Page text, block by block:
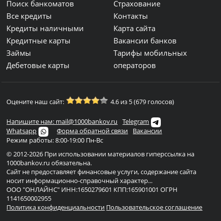
Поиск банкоматов
Все кредиты
Кредиты наличными
Кредитные карты
Займы
Дебетовые карты
Страхование
Контакты
Карта сайта
Вакансии банков
Тарифы мобильных
операторов
Оцените наш сайт: 4.6 из 5 (679 голосов)
Напишите нам: mail@1000bankov.ru
Telegram
Whatsapp
Форма обратной связи
Вакансии
Режим работы: 8:00-19:00 Пн-Вс
© 2012-2026 При использовании материалов гиперссылка на
1000bankov.ru обязательна.
Сайт не предоставляет финансовые услуги, содержание сайта
носит информационно-справочный характер...
ООО "ОНЛАЙНС" ИНН:1650279601 КПП:165901001 ОГРН
1141650002955
Политика конфиденциальности Пользовательское соглашение